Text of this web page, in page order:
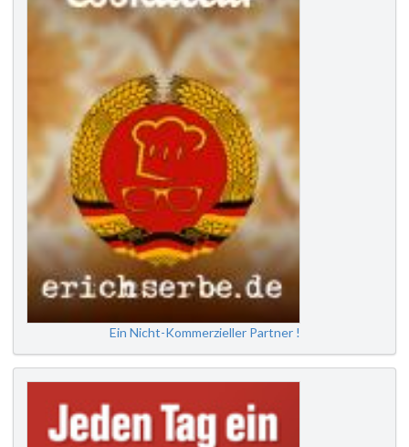
Ein Nicht-Kommerzieller Partner !